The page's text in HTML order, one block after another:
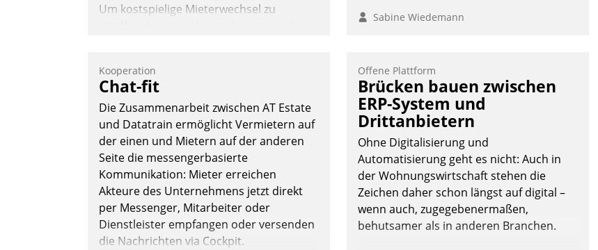
Um kostspielige Mieterwechsel zu
seit Jahresbeginn eine Überblick, Einsicht
und Eingriff bietende Lösung. Zur
Entwicklung setzte man auf
Cloudtechnologie, bewährte und Startup-
Partner sowie erstmals agile
Projektmethoden.
Nadja Hußmann
ermöglichen große Einsparungen durch
Allein mit der Einführung einer neuen
Software ist es nicht getan. Die
Digitalisierung erfordert von
Unternehmen die Bereitschaft, sich zu
verändern.
Sabine Wiedemann
Kooperation
Chat-fit
Die Zusammenarbeit zwischen AT Estate
und Datatrain ermöglicht Vermietern auf
der einen und Mietern auf der anderen
Seite die messengerbasierte
Kommunikation: Mieter erreichen
Akteure des Unternehmens jetzt direkt
per Messenger, Mitarbeiter oder
Dienstleister empfangen oder versenden
die Nachrichten via Cockpit.
Offene Plattform
Brücken bauen zwischen
ERP-System und
Drittanbietern
Ohne Digitalisierung und
Automatisierung geht es nicht: Auch in
der Wohnungswirtschaft stehen die
Zeichen daher schon längst auf digital –
wenn auch, zugegebenermaßen,
behutsamer als in anderen Branchen.